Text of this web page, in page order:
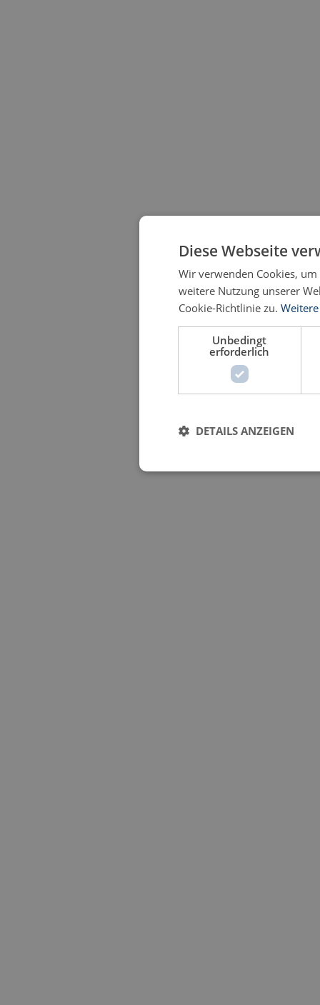
Diese Webseite
Wir verwenden Cookies,
weitere Nutzung unserer
Cookie-Richtlinie zu.
Unbedingt
erforderlich
DETAILS ANZEIGEN